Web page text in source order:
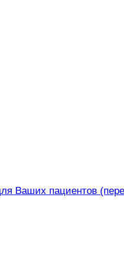
Ваших пациентов